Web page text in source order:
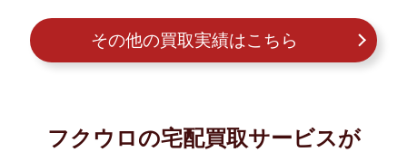
その他の買取実績はこちら
フクウロの宅配買取サービスが